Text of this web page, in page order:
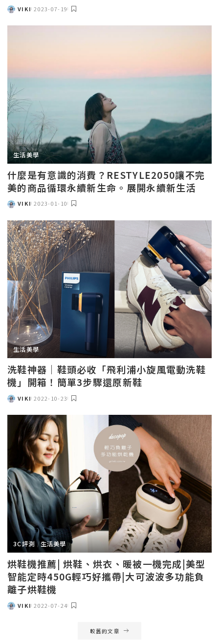
POSTED
VIKI 2023-07-19
生活美學
什麼是有意識的消費？RESTYLE2050讓不完
美的商品循環永續新生命。展開永續新生活
POSTED
VIKI 2023-01-10
生活美學
洗鞋神器｜鞋頭必收「飛利浦小旋風電動洗鞋
機」開箱！簡單3步驟還原新鞋
POSTED
VIKI 2022-10-23
3C評測 生活美學
烘鞋機推薦| 烘鞋、烘衣、暖被一機完成|美型
智能定時450G輕巧好攜帶|大可波波多功能負
離子烘鞋機
POSTED
VIKI 2022-07-24
較舊的文章